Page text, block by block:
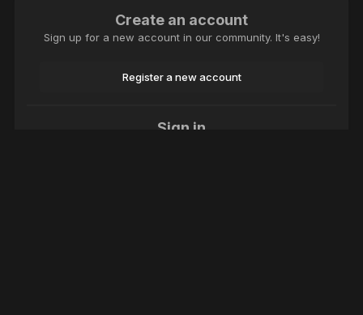
Create an account
Sign up for a new account in our community. It's easy!
Register a new account
Sign in